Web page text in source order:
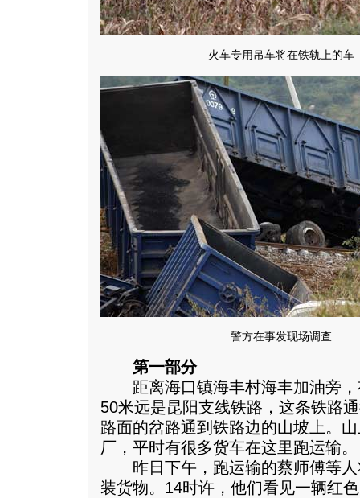
火车专用吊车将在铁轨上的车
警方在事发现场调查
第一部分
距离海口镇海丰村海丰加油旁，
50米远是昆阳支线铁路，这条铁路
路面的岔路通到铁路边的山坡上。
厂，平时有很多货车在这里跑运输。
昨日下午，跑运输的蔡师傅等人
装货物。14时许，他们看见一辆红